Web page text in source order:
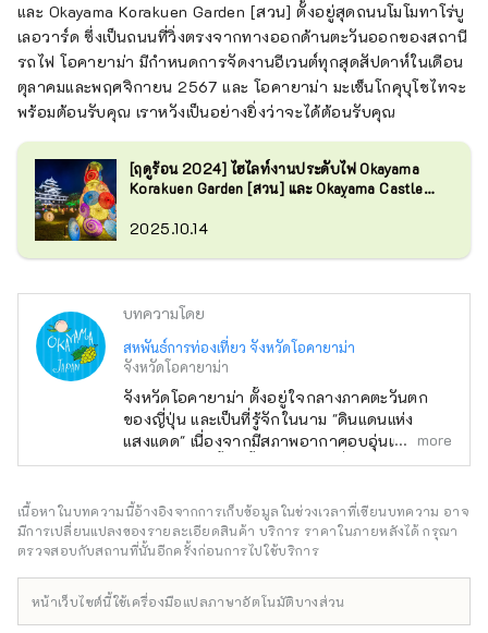
และ Okayama Korakuen Garden [สวน] ตั้งอยู่สุดถนนโมโมทาโร่บู
เลอวาร์ด ซึ่งเป็นถนนที่วิ่งตรงจากทางออกด้านตะวันออกของสถานี
รถไฟ โอคายาม่า มีกำหนดการจัดงานอีเวนต์ทุกสุดสัปดาห์ในเดือน
ตุลาคมและพฤศจิกายน 2567 และ โอคายาม่า มะเซ็นโกคุบุโชไทจะ
พร้อมต้อนรับคุณ เราหวังเป็นอย่างยิ่งว่าจะได้ต้อนรับคุณ
[ฤดูร้อน 2024] ไฮไลท์งานประดับไฟ Okayama
Korakuen Garden [สวน] และ Okayama Castle
2025.10.14
บทความโดย
สหพันธ์การท่องเที่ยว จังหวัดโอคายาม่า
จังหวัดโอคายาม่า
จังหวัดโอคายาม่า ตั้งอยู่ใจกลางภาคตะวันตก
ของญี่ปุ่น และเป็นที่รู้จักในนาม "ดินแดนแห่ง
แสงแดด" เนื่องจากมีสภาพอากาศอบอุ่นและมีฝน
ตกน้อยตลอดทั้งปี ตั้งอยู่ในทำเลที่สะดวกสบาย
ซาก้า และ ฮิโรชิมา! นอกจากนี้ยังเป็นประตูสู่
ชิโกกุผ่าน เซโตะ อีกด้วย โอคายามะยังเป็นที่รู้จัก
ในชื่อ "โอคายาม่า ผลไม้" และผลไม้ที่ได้รับ
คุณภาพสูงสุดในแง่ของความหวาน กลิ่น และ
more
เนื้อหาในบทความนี้อ้างอิงจากการเก็บข้อมูลในช่วงเวลาที่เขียนบทความ อาจ
มีการเปลี่ยนแปลงของรายละเอียดสินค้า บริการ ราคาในภายหลังได้ กรุณา
ตรวจสอบกับสถานที่นั้นอีกครั้งก่อนการไปใช้บริการ
หน้าเว็บไซต์นี้ใช้เครื่องมือแปลภาษาอัตโนมัติบางส่วน